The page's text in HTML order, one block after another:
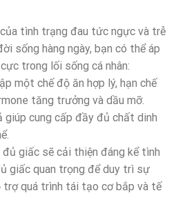
tình trạng đau tức ngực và trễ
sống hàng ngày, bạn có thể áp
trong lối sống cá nhân:
một chế độ ăn hợp lý, hạn chế
tăng trưởng và dầu mỡ.
giúp cung cấp đầy đủ chất dinh
giấc sẽ cải thiện đáng kể tình
giấc quan trọng để duy trì sự
quá trình tái tạo cơ bắp và tế